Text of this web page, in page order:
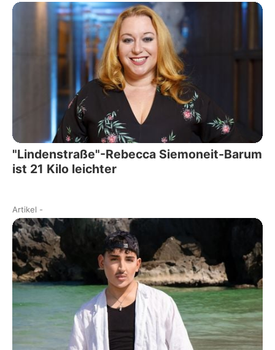
"Lindenstraße"-Rebecca Siemoneit-Barum
ist 21 Kilo leichter
Artikel -